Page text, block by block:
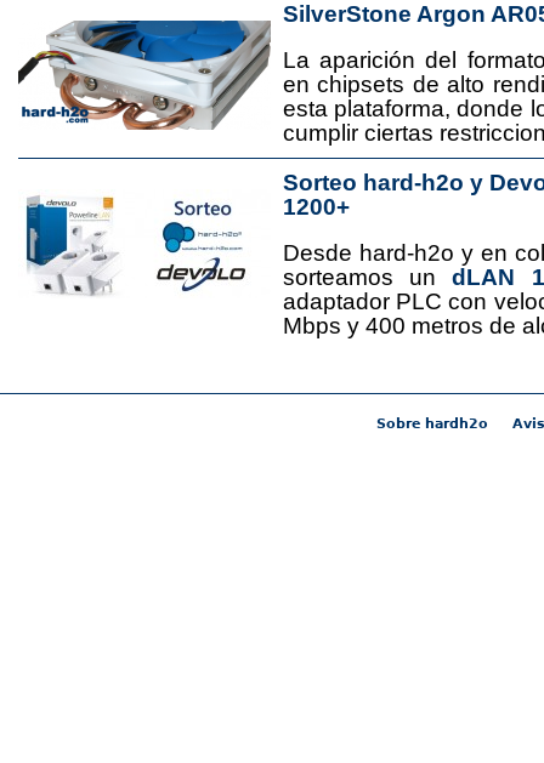
SilverStone Argon
La aparición del
en chipsets de alto
esta plataforma, donde
cumplir ciertas
Sorteo hard-h2o y
1200+
Desde hard-h2o y en
sorteamos undLAN
adaptador PLC con
Mbps y 400 metros de
Sobre hardh2o